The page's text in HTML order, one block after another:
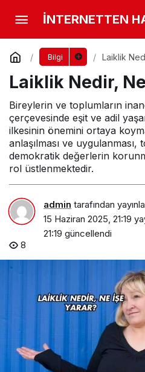
İNTERNETTEN
Bilgi Laiklik
Laiklik Nedir,
Bireylerin ve toplumların
çerçevesinde eşit ve adil
ilkesinin önemini ortaya
anlaşılması ve uygulanması,
demokratik değerlerin
rol üstlenmektedir.
admin tarafından
15 Haziran 2025, 21:19
21:19 güncellendi
8
İngilizcede Play Ne
Yorum Yap